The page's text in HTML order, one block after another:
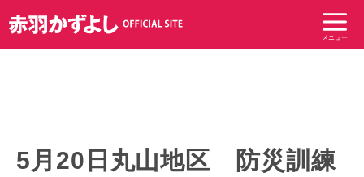
ン
テ
メニュー
5月20日丸山地区 防災訓練